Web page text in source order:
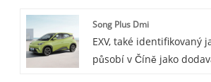
základní domácí nabíjecí
22KW. Základní domácí
pro elektromobily 32A
Song Plus Dmi
EXV, také identifikovaný
působí v Číně jako